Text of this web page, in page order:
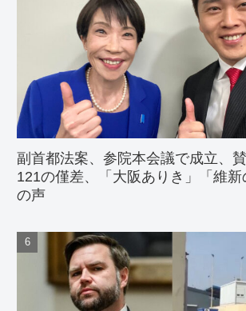
副首都法案、参院本会議で成立、
121の僅差、「大阪ありき」「維新
の声